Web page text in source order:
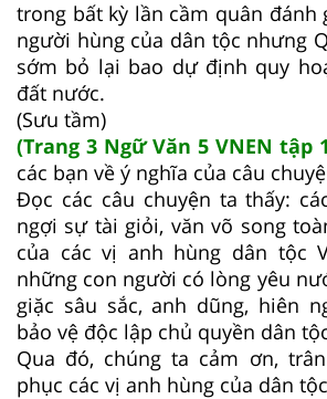
trong bất kỳ lần cầm quân đánh
người hùng của dân tộc nhưng
sớm bỏ lại bao dự định quy
đất nước.
(Sưu tầm)
(Trang 3 Ngữ Văn 5 VNEN tập
các bạn về ý nghĩa của câu
Đọc các câu chuyện ta thấy:
ngợi sự tài giỏi, văn võ song
của các vị anh hùng dân tộc
những con người có lòng yêu
giặc sâu sắc, anh dũng, hiên
bảo vệ độc lập chủ quyền dân
Qua đó, chúng ta cảm ơn,
phục các vị anh hùng của dân